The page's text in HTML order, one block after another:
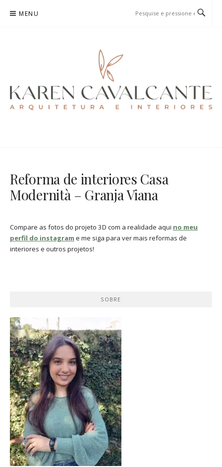
para
MENU
Reforma de interiores Casa
Modernità – Granja Viana
Compare as fotos do projeto 3D com a realidade aqui no meu
perfil do instagram e me siga para ver mais reformas de
interiores e outros projetos!
SOBRE